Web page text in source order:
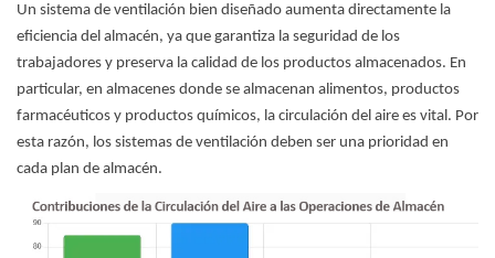
Un sistema de ventilación bien diseñado aumenta directamente la
eficiencia del almacén, ya que garantiza la seguridad de los
trabajadores y preserva la calidad de los productos almacenados. En
particular, en almacenes donde se almacenan alimentos, productos
farmacéuticos y productos químicos, la circulación del aire es vital. Por
esta razón, los sistemas de ventilación deben ser una prioridad en
cada plan de almacén.